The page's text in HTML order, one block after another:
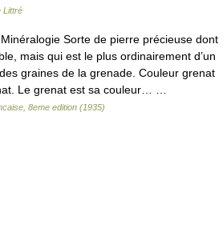
Littré
Sorte de pierre précieuse dont
mais qui est le plus ordinairement d’un
graines de la grenade. Couleur grenat
Le grenat est sa couleur… …
8eme edition (1935)